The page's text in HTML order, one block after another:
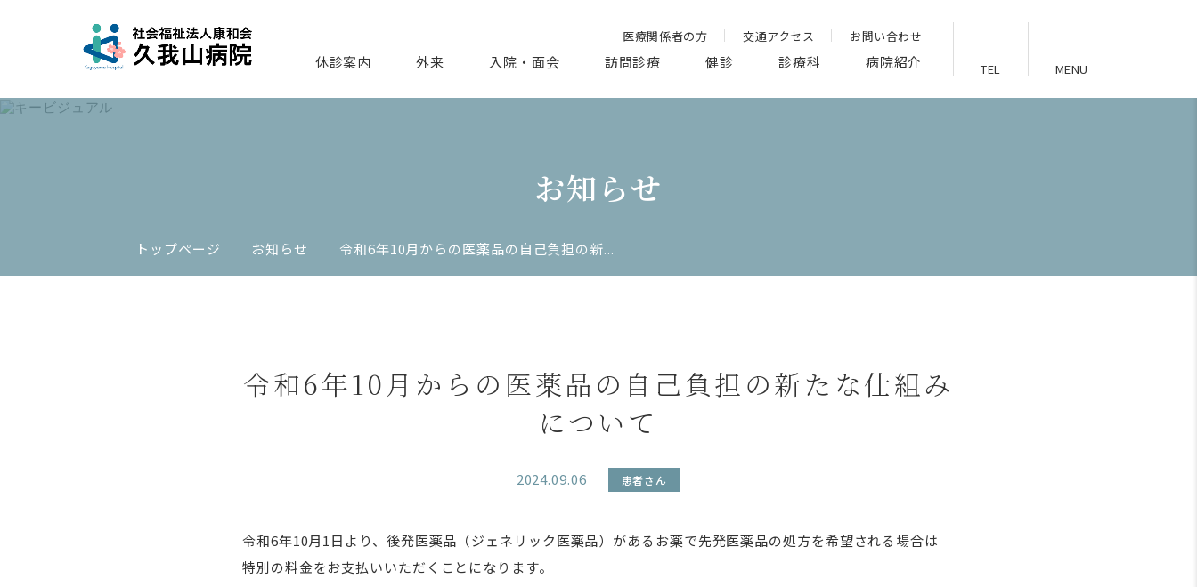
医療関係者の方 交通アクセス お問い合わせ
休診案内 外来 入院・面会 訪問診療 健診 診療科 病院紹介 TEL MENU
お知らせ
トップページ お知らせ 令和6年10月からの医薬品の自己負担の新...
令和6年10月からの医薬品の自己負担の新たな仕組み
について
2024.09.06 患者さん
令和6年10月1日より、 後発医薬品（ジェネリック医薬品）があるお薬で先発医薬品の処方を希望される場合は
特別の料金をお支払いいただくことになります。